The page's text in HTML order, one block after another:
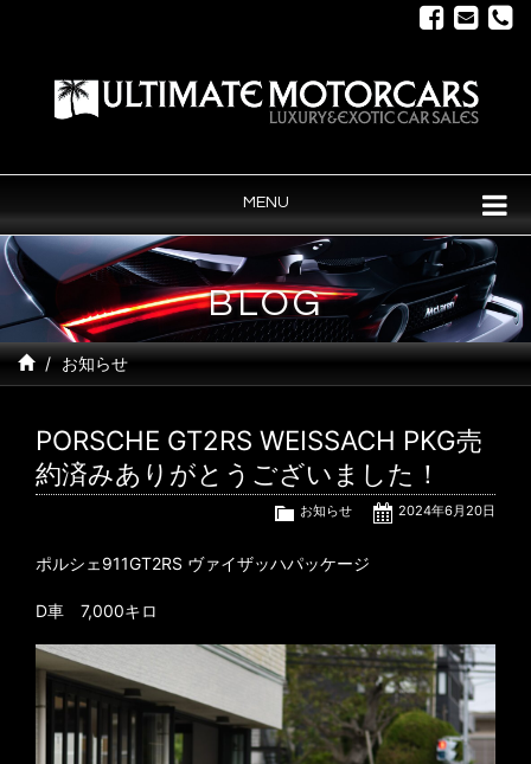
MENU
BLOG
お知らせ
PORSCHE GT2RS WEISSACH PKG売
約済みありがとうございました！
2024年6月20日
お知らせ
ポルシェ911GT2RS ヴァイザッハパッケージ
D車 7,000キロ